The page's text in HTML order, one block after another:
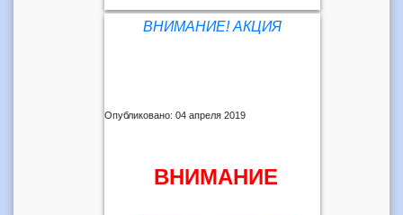
ВНИМАНИЕ! АКЦИЯ
Опубликовано: 04 апреля 2019
ВНИМАНИЕ